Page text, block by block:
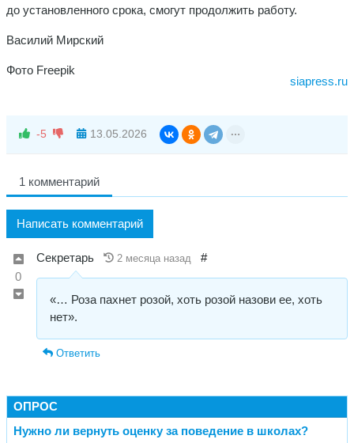
до установленного срока, смогут продолжить работу.
Василий Мирский
Фото Freepik
siapress.ru
-5 13.05.2026
1 комментарий
Написать комментарий
0
Секретарь 2 месяца назад #
«… Роза пахнет розой, хоть розой назови ее, хоть
нет».
Ответить
ОПРОС
Нужно ли вернуть оценку за поведение в школах?